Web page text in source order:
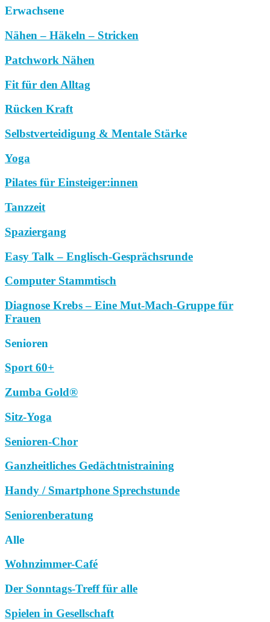
Erwachsene
Nähen – Häkeln – Stricken
Patchwork Nähen
Fit für den Alltag
Rücken Kraft
Selbstverteidigung & Mentale Stärke
Yoga
Pilates für Einsteiger:innen
Tanzzeit
Spaziergang
Easy Talk – Englisch-Gesprächsrunde
Computer Stammtisch
Diagnose Krebs – Eine Mut-Mach-Gruppe für
Frauen
Senioren
Sport 60+
Zumba Gold®
Sitz-Yoga
Senioren-Chor
Ganzheitliches Gedächtnistraining
Handy / Smartphone Sprechstunde
Seniorenberatung
Alle
Wohnzimmer-Café
Der Sonntags-Treff für alle
Spielen in Gesellschaft